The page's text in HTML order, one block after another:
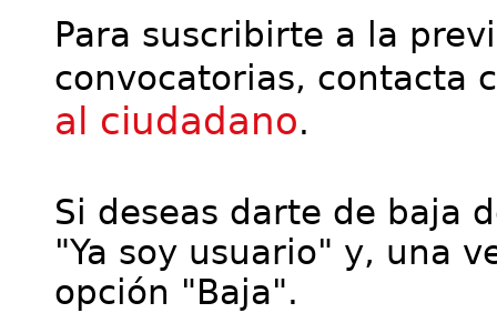
Para suscribirte a la
convocatorias, contacta
al ciudadano.
Si deseas darte de baja
"Ya soy usuario" y, una
opción "Baja".